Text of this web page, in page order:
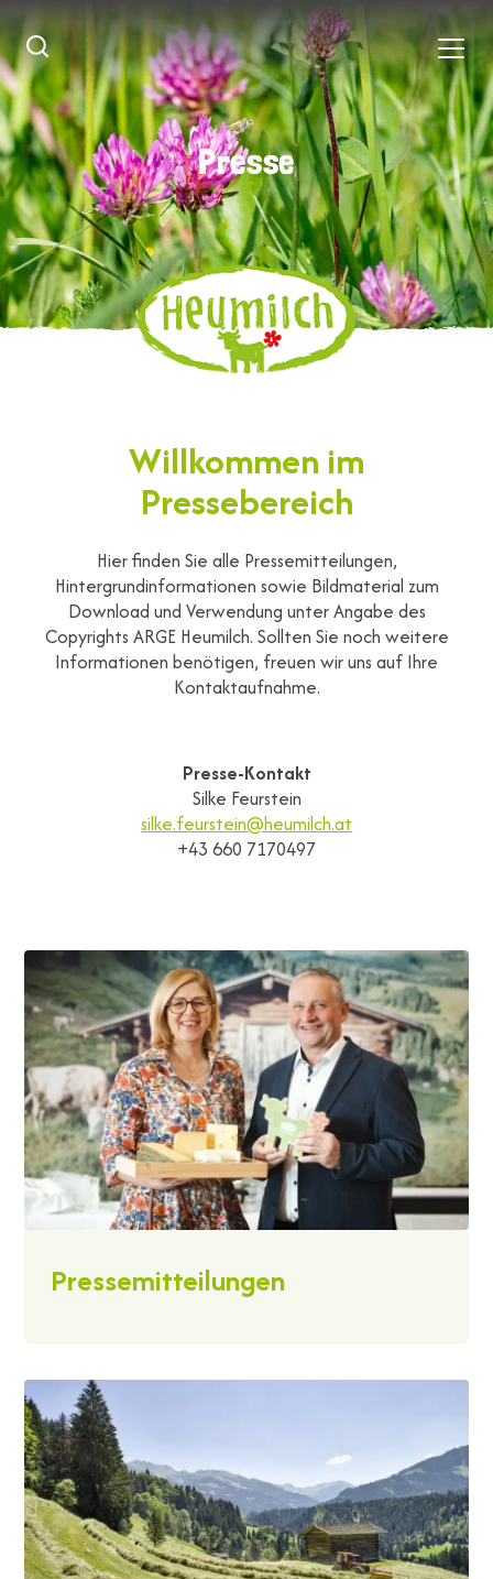
Presse
Presse
Willkommen im
Pressebereich
Hier finden Sie alle Pressemitteilungen,
Hintergrundinformationen sowie Bildmaterial zum
Download und Verwendung unter Angabe des
Copyrights ARGE Heumilch. Sollten Sie noch weitere
Informationen benötigen, freuen wir uns auf Ihre
Kontaktaufnahme.
Presse-Kontakt
Silke Feurstein
silke.feurstein@heumilch.at
+43 660 7170497
Pressemitteilungen